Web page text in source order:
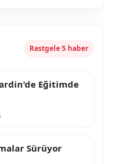
Rastgele 5 haber
Eğitimde
Sürüyor